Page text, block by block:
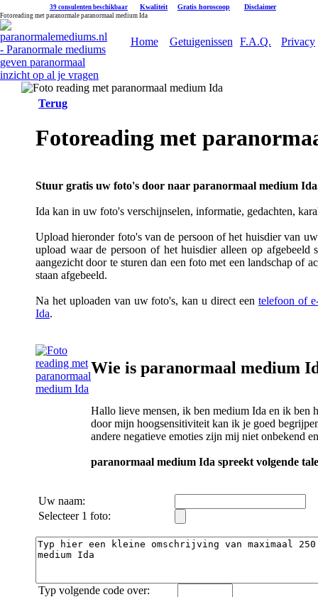
39 consulenten beschikbaar Kwaliteit Gratis horoscoop Disclaimer
Fotoreading met paranormale paranormaal medium Ida
Home Getuigenissen F.A.Q. Privacy
Terug
Fotoreading met
Stuur gratis uw foto's door naar paranormaal medium
Ida kan in uw foto's verschijnselen, informatie, gedachten,
Upload hieronder foto's van de persoon of het huisdier van
upload waar de persoon of het huisdier alleen op afgebeeld
aangezicht door te sturen dan een foto met een landschap of
staan afgebeeld.
Na het uploaden van uw foto's, kan u direct een telefoon of
Ida.
Wie is paranormaal medium
Hallo lieve mensen, ik ben medium Ida en ik ben
door mijn hoogsensitiviteit kan ik je goed
andere negatieve emoties zijn mij niet onbekend
paranormaal medium Ida spreekt volgende
Uw naam:
Selecteer 1 foto:
Typ volgende code over: